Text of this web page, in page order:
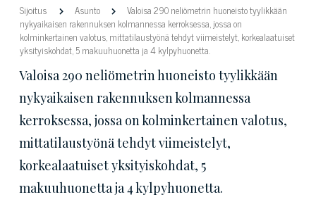
Sijoitus Asunto
Valoisa 290 neliömetrin huoneisto tyylikkään
nykyaikaisen rakennuksen kolmannessa kerroksessa, jossa on
kolminkertainen valotus, mittatilaustyönä tehdyt viimeistelyt, korkealaatuiset
yksityiskohdat, 5 makuuhuonetta ja 4 kylpyhuonetta.
Valoisa 290 neliömetrin huoneisto tyylikkään
nykyaikaisen rakennuksen kolmannessa
kerroksessa, jossa on kolminkertainen valotus,
mittatilaustyönä tehdyt viimeistelyt,
korkealaatuiset yksityiskohdat, 5
makuuhuonetta ja 4 kylpyhuonetta.